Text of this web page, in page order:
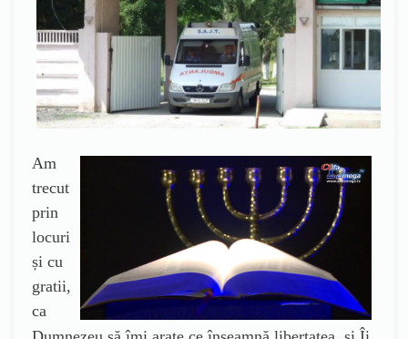
Am
trecut
prin
locuri
și cu
gratii,
ca